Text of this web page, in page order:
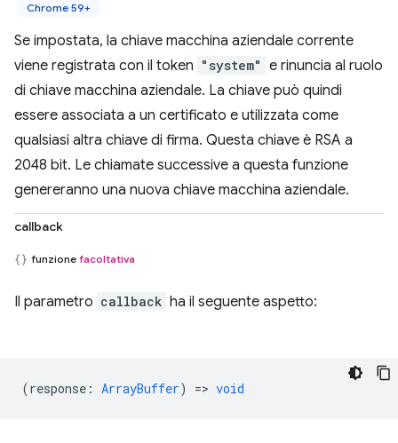
Chrome 59+
Se impostata, la chiave macchina aziendale corrente
viene registrata con il token "system" e rinuncia al ruolo
di chiave macchina aziendale. La chiave può quindi
essere associata a un certificato e utilizzata come
qualsiasi altra chiave di firma. Questa chiave è RSA a
2048 bit. Le chiamate successive a questa funzione
genereranno una nuova chiave macchina aziendale.
callback
funzione facoltativa
Il parametro callback ha il seguente aspetto:
(response : ArrayBuffer) => void